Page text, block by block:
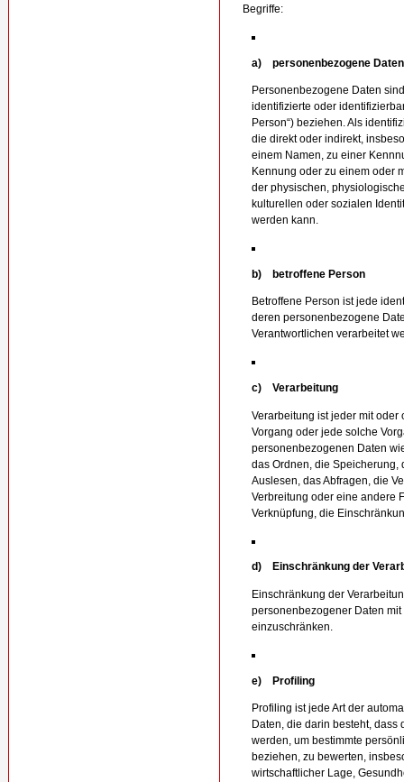
Begriffe:
a) personenbezogene Daten
Personenbezogene Daten
identifizierte oder
Person“) beziehen. Als
die direkt oder indirekt,
einem Namen, zu einer
Kennung oder zu einem oder
der physischen,
kulturellen oder sozialen
werden kann.
b) betroffene Person
Betroffene Person ist jede
deren personenbezogene
Verantwortlichen verarbeitet
c) Verarbeitung
Verarbeitung ist jeder mit
Vorgang oder jede solche
personenbezogenen Daten
das Ordnen, die Speicherung,
Auslesen, das Abfragen, die
Verbreitung oder eine andere
Verknüpfung, die
d) Einschränkung der
Einschränkung der
personenbezogener Daten
einzuschränken.
e) Profiling
Profiling ist jede Art der
Daten, die darin besteht,
werden, um bestimmte
beziehen, zu bewerten,
wirtschaftlicher Lage,